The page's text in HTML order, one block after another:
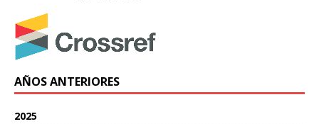
AÑOS ANTERIORES
2025